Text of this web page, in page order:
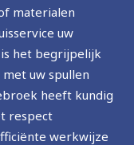
materialen
uw
het begrijpelijk
uw spullen
heeft kundig
respect
werkwijze